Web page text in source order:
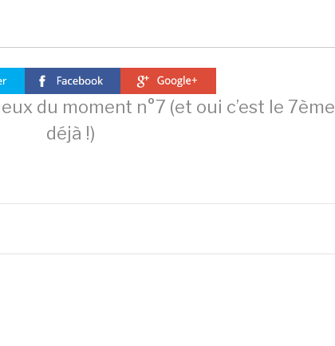
du moment n°7 (et oui c’est le 7ème
déjà !)